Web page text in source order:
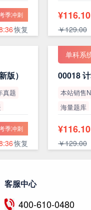
季冲刺
恢复
¥116.10
￥129.00
版）
真题
季冲刺
恢复
单科系
00018
本站销售
海量题库
¥116.10
￥129.00
客服中心
400-610-0480